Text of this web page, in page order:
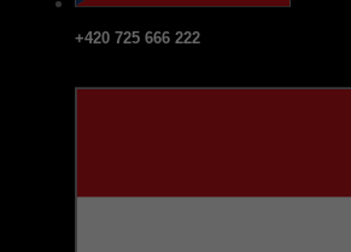
+420 725 666 222